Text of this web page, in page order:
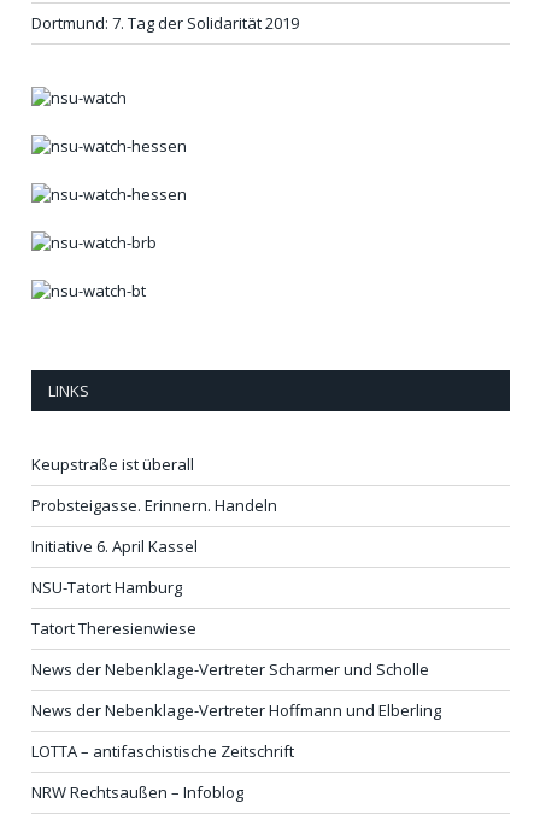
Dortmund: 7. Tag der Solidarität 2019
LINKS
Keupstraße ist überall
Probsteigasse. Erinnern. Handeln
Initiative 6. April Kassel
NSU-Tatort Hamburg
Tatort Theresienwiese
News der Nebenklage-Vertreter Scharmer und Scholle
News der Nebenklage-Vertreter Hoffmann und Elberling
LOTTA – antifaschistische Zeitschrift
NRW Rechtsaußen – Infoblog